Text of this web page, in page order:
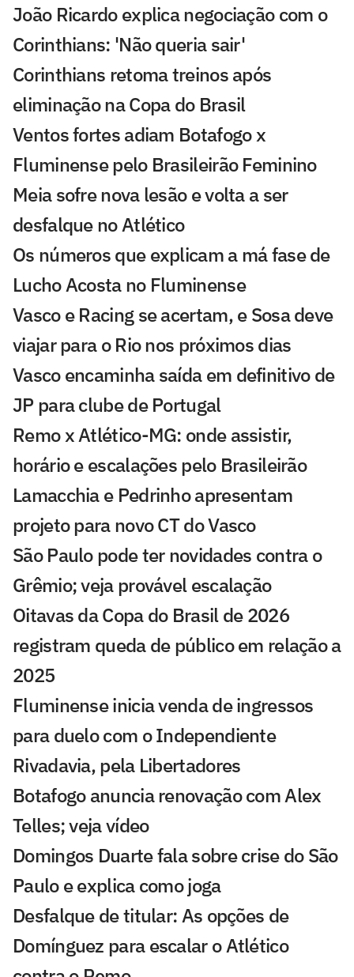
João Ricardo explica negociação com o
Corinthians: 'Não queria sair'
Corinthians retoma treinos após
eliminação na Copa do Brasil
Ventos fortes adiam Botafogo x
Fluminense pelo Brasileirão Feminino
Meia sofre nova lesão e volta a ser
desfalque no Atlético
Os números que explicam a má fase de
Lucho Acosta no Fluminense
Vasco e Racing se acertam, e Sosa deve
viajar para o Rio nos próximos dias
Vasco encaminha saída em definitivo de
JP para clube de Portugal
Remo x Atlético-MG: onde assistir,
horário e escalações pelo Brasileirão
Lamacchia e Pedrinho apresentam
projeto para novo CT do Vasco
São Paulo pode ter novidades contra o
Grêmio; veja provável escalação
Oitavas da Copa do Brasil de 2026
registram queda de público em relação a
2025
Fluminense inicia venda de ingressos
para duelo com o Independiente
Rivadavia, pela Libertadores
Botafogo anuncia renovação com Alex
Telles; veja vídeo
Domingos Duarte fala sobre crise do São
Paulo e explica como joga
Desfalque de titular: As opções de
Domínguez para escalar o Atlético